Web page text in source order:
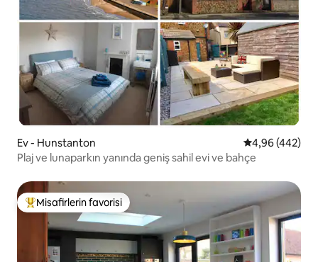
Ev - Hunstanton 5 üzerinden
4,96 (442)
Plaj ve lunaparkın yanında geniş sahil evi ve bahçe
Misafirlerin favorilerinden en beğenilenler arasında
Misafirlerin favorisi